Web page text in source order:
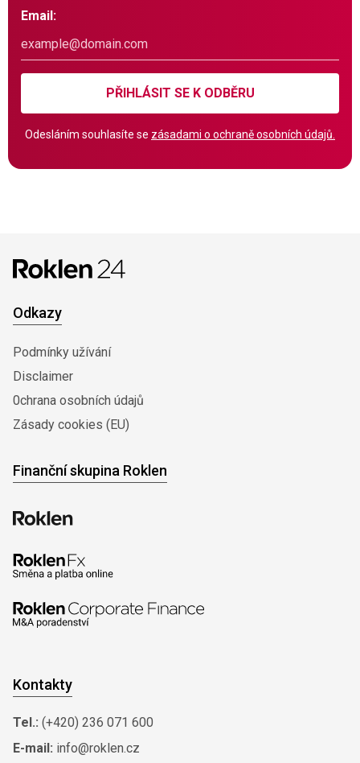
Email:
PŘIHLÁSIT SE K ODBĚRU
Odesláním souhlasíte se zásadami o ochraně osobních údajů.
Odkazy
Podmínky užívání
Disclaimer
0chrana osobních údajů
Zásady cookies (EU)
Finanční skupina Roklen
Kontakty
Tel.: (+420) 236 071 600
E-mail: info@roklen.cz